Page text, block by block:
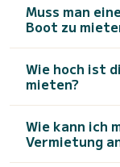
Muss man
Boot zu
Wie hoch ist
mieten?
Wie kann ich
Vermietung